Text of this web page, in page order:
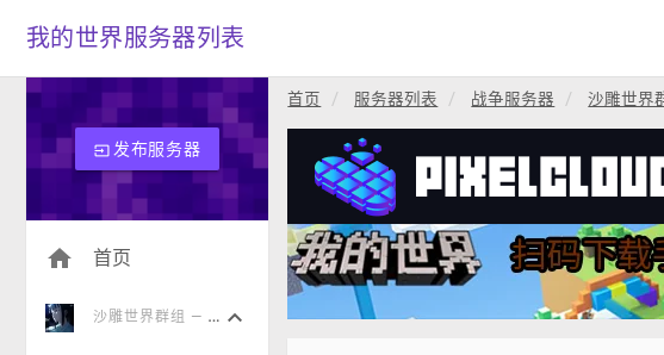
我的世界服务器列表
input发布服务器
home 首页
沙
雕世界群组 — 监狱风云[1.12-26.1] keyboard_arrow_down
首页 服务器列表 战争服务器 沙雕世界